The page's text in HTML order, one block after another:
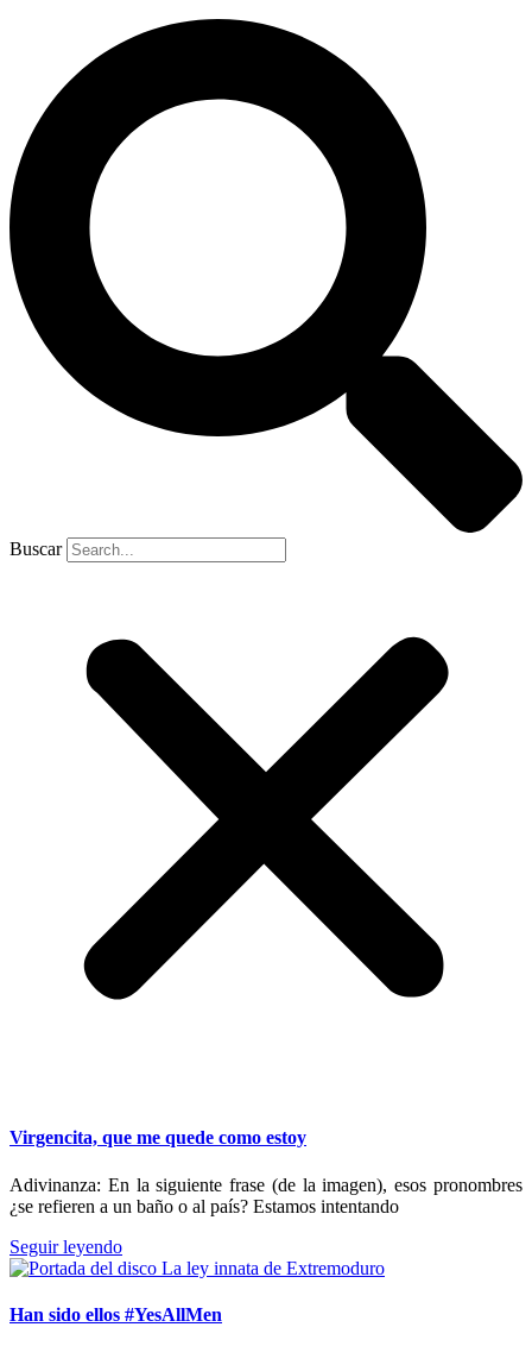
Buscar
Virgencita, que me quede como estoy
Adivinanza: En la siguiente frase (de la imagen), esos pronombres
¿se refieren a un baño o al país? Estamos intentando
Seguir leyendo
Han sido ellos #YesAllMen